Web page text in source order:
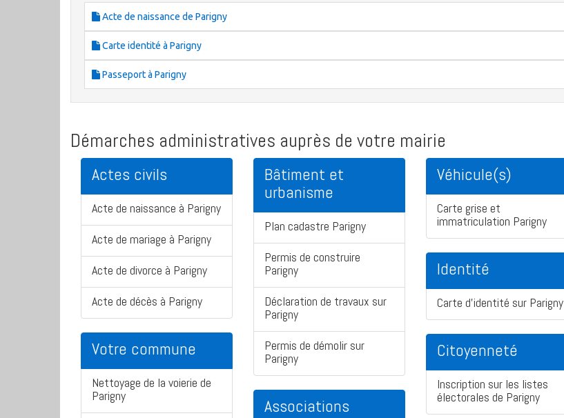
Acte de naissance de Parigny
Carte identité à Parigny
Passeport à Parigny
Démarches administratives auprès de votre mairie
Actes civils
Acte de naissance à Parigny
Acte de mariage à Parigny
Acte de divorce à Parigny
Acte de décès à Parigny
Votre commune
Nettoyage de la voierie de
Parigny
Bâtiment et
urbanisme
Plan cadastre Parigny
Permis de construire
Parigny
Déclaration de travaux sur
Parigny
Permis de démolir sur
Parigny
Associations
Véhicule(s)
Carte grise et
immatriculation Parigny
Identité
Carte d'identité sur Parigny
Citoyenneté
Inscription sur les listes
électorales de Parigny